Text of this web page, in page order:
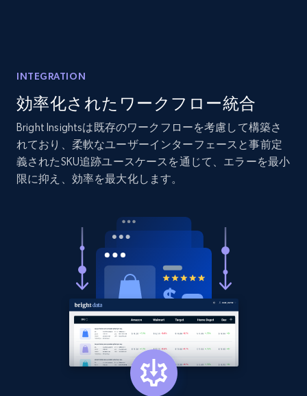
Etsy
URL, Product id, Listing inventory id, Title, Rating,
Reviews count shop, Reviews count item, Initial
price, and more.
1.9K+ 323+ 今すぐ始める
Etsy - Collect data on products using
specified keywords
URL, Product id, Listing inventory id, Title, Rating,
Reviews count shop, Reviews count item, Initial
price, and more.
323+ 今すぐ始める
INTEGRATION
効率化されたワークフロー統合
Bright Insightsは既存のワークフローを考慮して構築さ
れており、柔軟なユーザーインターフェースと事前定
義されたSKU追跡ユースケースを通じて、エラーを最小
限に抑え、効率を最大化します。